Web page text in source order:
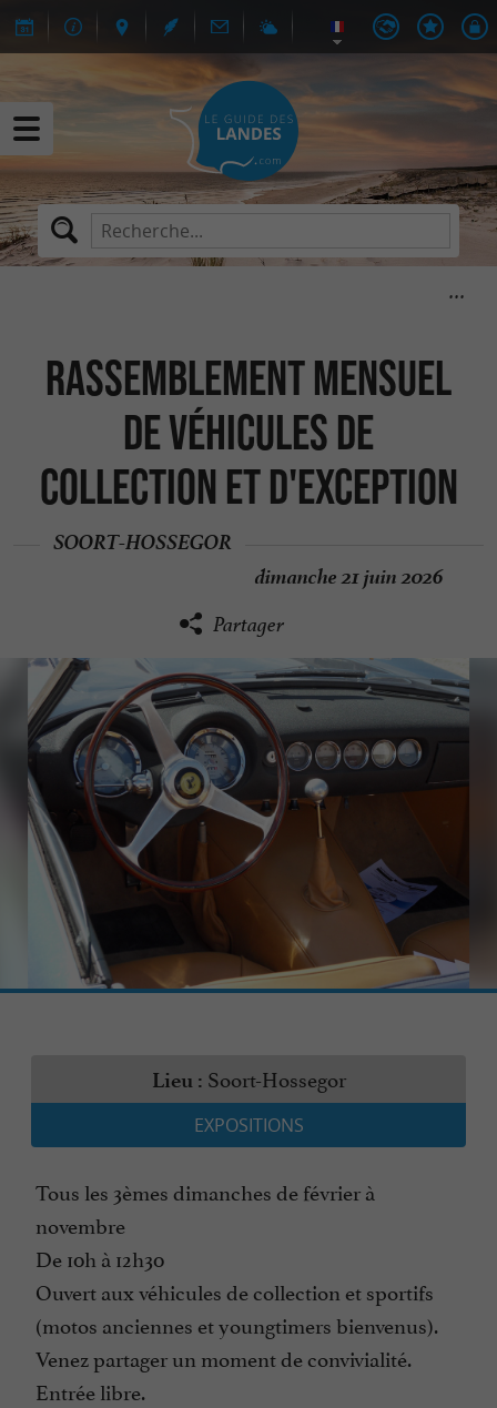
Rassemblement mensuel
de véhicules de
collection et d'exception
SOORT-HOSSEGOR
dimanche 21 juin 2026
Partager
Lieu : Soort-Hossegor
EXPOSITIONS
Tous les 3èmes dimanches de février à
novembre
De 10h à 12h30
Ouvert aux véhicules de collection et sportifs
(motos anciennes et youngtimers bienvenus).
Venez partager un moment de convivialité.
Entrée libre.